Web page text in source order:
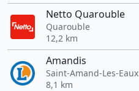
Netto Quarouble
Quarouble
12,2 km
Amandis
Saint-Amand-Les-Eaux
8,1 km